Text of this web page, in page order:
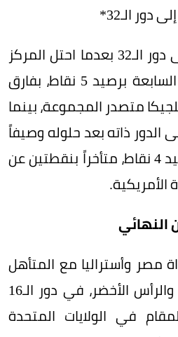
الـ32*
وتأهل منتخب مصر إلى دور الـ32 بعدما احتل المركز
الثاني في المجموعة السابعة برصيد 5 نقاط، بفارق
متصدر المجموعة، بينما
الدور ذاته بعد حلوله وصيفاً
للمجموعة الرابعة برصيد 4 نقاط، متأخراً بنقطتين عن
الأمريكية.
مصر وأستراليا مع المتأهل
من مواجهة الأرجنتين والرأس الأخضر، في دور الـ16
2026، المقام في الولايات المتحدة